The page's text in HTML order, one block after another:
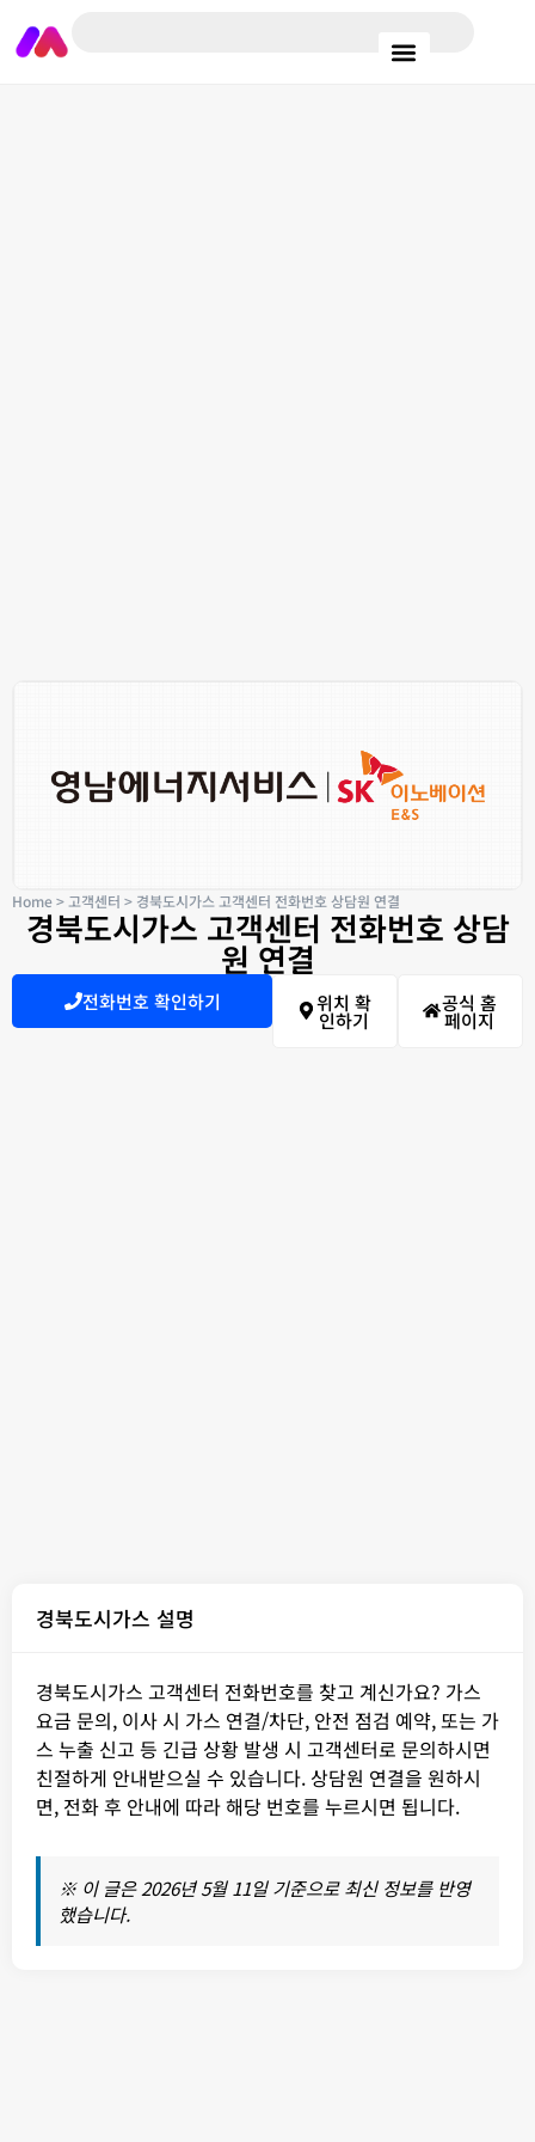
Home>고객센터 > 경북도시가스 고객센터 전화번호 상담원 연결
경북도시가스 고객센터 전화번호 상담
원 연결
전화번호 확인하기 위치 확
인하기
공식 홈
페이지
경북도시가스 설명
경북도시가스 고객센터 전화번호를 찾고 계신가요? 가스
요금 문의, 이사 시 가스 연결/차단, 안전 점검 예약, 또는 가
스 누출 신고 등 긴급 상황 발생 시 고객센터로 문의하시면
친절하게 안내받으실 수 있습니다. 상담원 연결을 원하시
면, 전화 후 안내에 따라 해당 번호를 누르시면 됩니다.
※ 이 글은 2026년 5월 11일 기준으로 최신 정보를 반영
했습니다.